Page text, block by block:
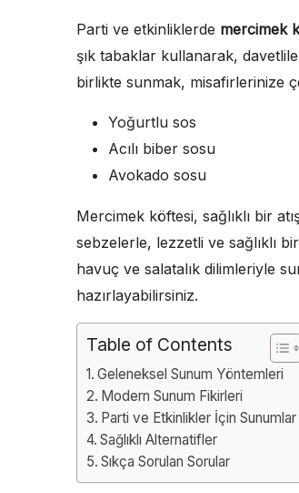
Parti ve etkinliklerde mercimek
şık tabaklar kullanarak,
birlikte sunmak, misafirlerinize
Yoğurtlu sos
Acılı biber sosu
Avokado sosu
Mercimek köftesi, sağlıklı bir
sebzelerle, lezzetli ve sağlıklı
havuç ve salatalık dilimleriyle
hazırlayabilirsiniz.
Table of Contents
Geleneksel Sunum Yöntemleri
Modern Sunum Fikirleri
Parti ve Etkinlikler İçin Sunumlar
Sağlıklı Alternatifler
Sıkça Sorulan Sorular